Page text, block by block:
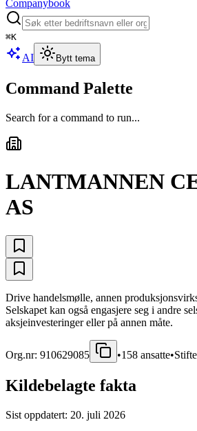
Companybook
⌘K
AI Bytt tema
Command Palette
Search for a command to run...
LANTMANNEN
AS
Drive handelsmølle, annen
Selskapet kan også engasjere seg i andre
aksjeinvesteringer eller på annen måte.
Org.nr: 910629085 •158 ansatte•
Kildebelagte fakta
Sist oppdatert: 20. juli 2026